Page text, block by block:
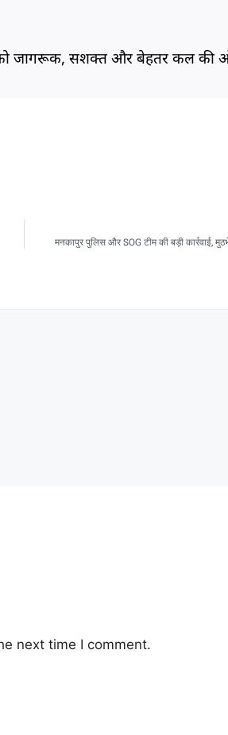
जागरूक, सशक्त और बेहतर कल की
मनकापुर पुलिस और SOG टीम की बड़ी कार्रवाई,
next time I comment.